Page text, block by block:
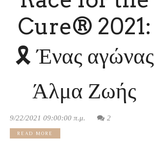
Cure® 2021:
🎗 Ένας αγώνας
Άλμα Ζωής
9/22/2021 09:00:00 π.μ. 2
READ MORE